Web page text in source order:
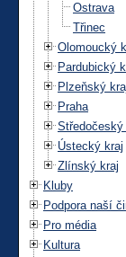
Ostrava
Třinec
Olomoucký
Pardubický
Plzeňský
Praha
Středočeský
Ústecký kraj
Zlínský kraj
Kluby
Podpora naší
Pro média
Kultura